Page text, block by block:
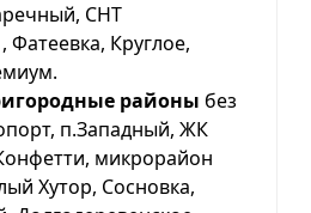
СНТ
Фатеевка, Круглое,
районы без
п.Западный, ЖК
микрорайон
Хутор, Сосновка,